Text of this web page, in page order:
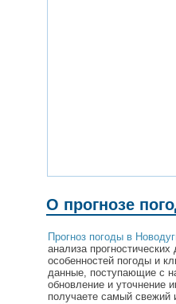
О прогнозе
Прогноз погоды в
анализа
особенностей погоды и
данные, поступающие с
обновление и уточнение
получаете самый свежий